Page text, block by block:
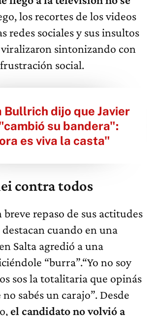
los recortes de los videos
redes sociales y sus insultos
viralizaron sintonizando con
social.
Bullrich dijo que Javier
su bandera":
es viva la casta"
contra todos
repaso de sus actitudes
destacan cuando en una
Salta agredió a una
“burra”.“Yo no soy
sos la totalitaria que opinás
no sabés un carajo”. Desde
el candidato no volvió a